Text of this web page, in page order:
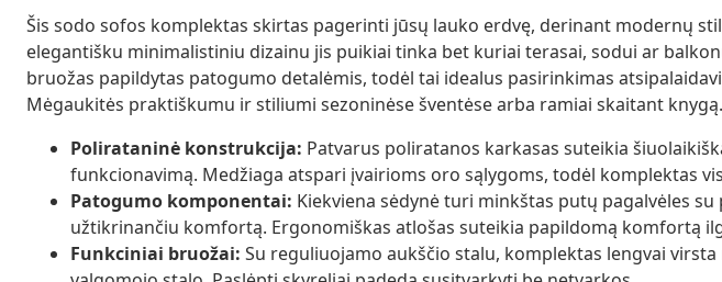
Šis sodo sofos komplektas skirtas pagerinti jūsų lauko erdvę, derinant modernų
elegantišku minimalistiniu dizainu jis puikiai tinka bet kuriai terasai, sodui ar
bruožas papildytas patogumo detalėmis, todėl tai idealus pasirinkimas
Mėgaukitės praktiškumu ir stiliumi sezoninėse šventėse arba ramiai skaitant knygą.
Polirataninė konstrukcija: Patvarus poliratanos karkasas suteikia
funkcionavimą. Medžiaga atspari įvairioms oro sąlygoms, todėl komplektas
Patogumo komponentai: Kiekviena sėdynė turi minkštas putų pagalvėles
užtikrinančiu komfortą. Ergonomiškas atlošas suteikia papildomą komfortą
Funkciniai bruožai: Su reguliuojamo aukščio stalu, komplektas lengvai